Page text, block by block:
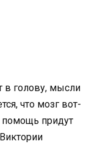
в голову, мысли
что мозг вот-
помощь придут